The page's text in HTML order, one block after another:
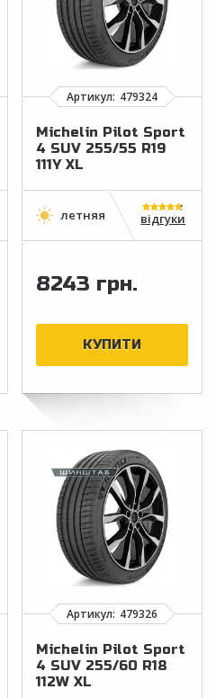
Michelin Pilot Sport
4 SUV 255/55 R19
111Y XL
відгуки
8243 грн.
Michelin Pilot Sport
4 SUV 255/60 R18
112W XL